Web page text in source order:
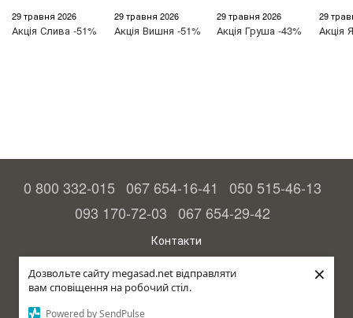
Дозвольте сайту megasad.net відправляти
вам сповіщення на робочий стіл.
Powered by SendPulse
×
29 травня 2026
Акція Слива -51%
29 травня 2026
Акція Вишня -51%
29 травня 2026
Акція Груша -43%
29
Акція
0 800 332-015 067 654-16-41
050 515-46-13
093 170-72-03 067 654-29-42
Контакти
Повна версія сайту
© 2015—2026
Megasad – гарантія високого врожаю